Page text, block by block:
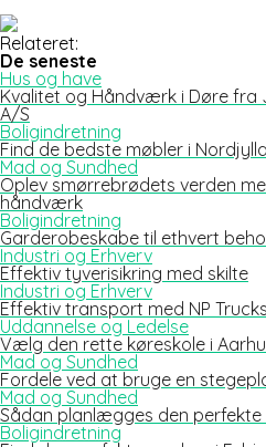
Relateret:
De seneste
Hus og have
Kvalitet og Håndværk i Døre fra
A/S
Boligindretning
Find de bedste møbler i
Mad og Sundhed
Oplev smørrebrødets verden
håndværk
Boligindretning
Garderobeskabe til ethvert
Industri og Erhverv
Effektiv tyverisikring med skilte
Industri og Erhverv
Effektiv transport med NP Trucks
Uddannelse og Ledelse
Vælg den rette køreskole i
Mad og Sundhed
Fordele ved at bruge en
Mad og Sundhed
Sådan planlægges den
Boligindretning